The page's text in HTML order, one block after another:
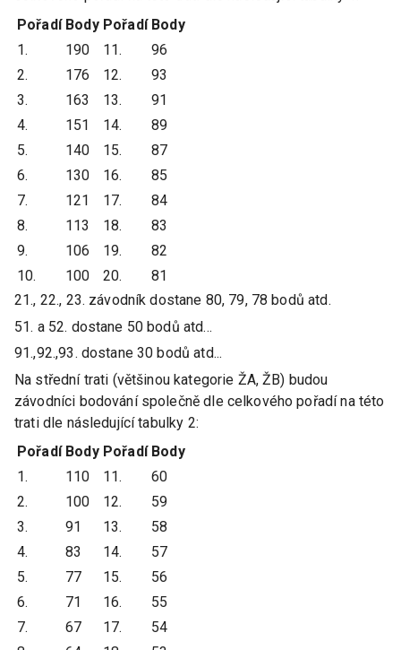
Pořadí Body Pořadí Body
1.
190 11.
96
2.
176 12.
93
3.
163 13.
91
4.
151 14.
89
5.
140 15.
87
6.
130 16.
85
7.
121 17.
84
8.
113 18.
83
9.
106 19.
82
10.
100 20.
81
21., 22., 23. závodník dostane 80, 79, 78 bodů atd.
51. a 52. dostane 50 bodů atd...
91.,92.,93. dostane 30 bodů atd...
Na střední trati (většinou kategorie ŽA, ŽB) budou
závodníci bodování společně dle celkového pořadí na této
trati dle následující tabulky 2:
Pořadí Body Pořadí Body
1.
110 11.
60
2.
100 12.
59
3.
91 13.
58
4.
83 14.
57
5.
77 15.
56
6.
71 16.
55
7.
67 17.
54